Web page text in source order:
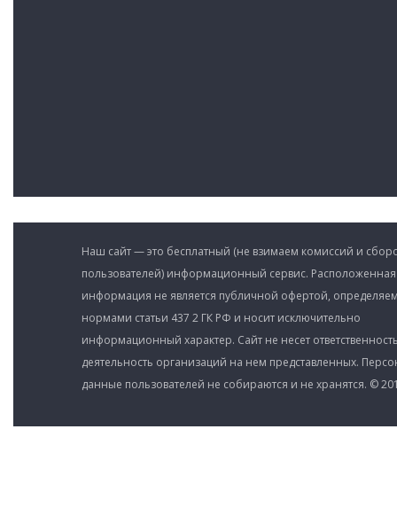
Наш сайт — это бесплатный (не взимаем комиссий и
пользователей) информационный сервис.
информация не является публичной офертой,
нормами статьи 437 2 ГК РФ и носит исключительно
информационный характер. Сайт не несет
деятельность организаций на нем представленных.
данные пользователей не собираются и не хранятся. ©